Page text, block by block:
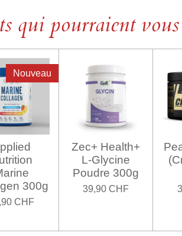
qui pourraient vous
Nouveau
300g
CHF
Zec+ Health+
L-Glycine
Poudre 300g
39,90 CHF